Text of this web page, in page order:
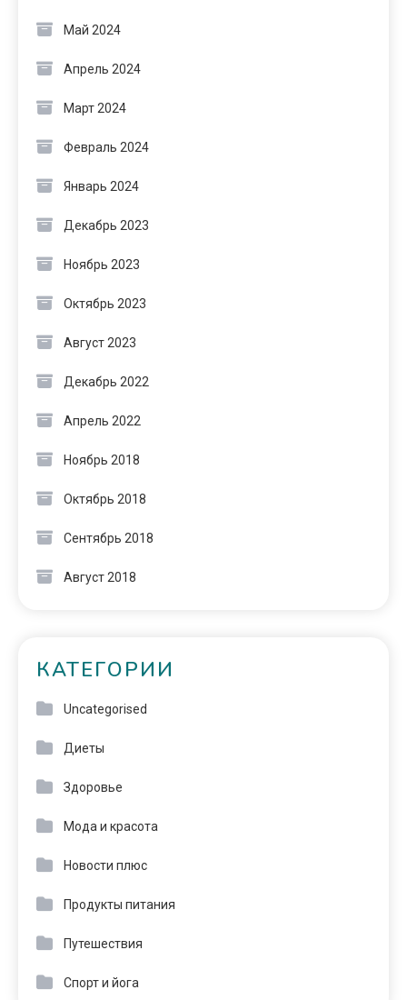
Май 2024
Апрель 2024
Март 2024
Февраль 2024
Январь 2024
Декабрь 2023
Ноябрь 2023
Октябрь 2023
Август 2023
Декабрь 2022
Апрель 2022
Ноябрь 2018
Октябрь 2018
Сентябрь 2018
Август 2018
КАТЕГОРИИ
Uncategorised
Диеты
Здоровье
Мода и красота
Новости плюс
Продукты питания
Путешествия
Спорт и йога